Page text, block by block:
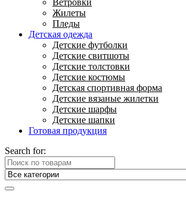
Жилеты
Пледы
Детская одежда
Детские футболки
Детские свитшоты
Детские толстовки
Детские костюмы
Детская спортивная форма
Детские вязаные жилетки
Детские шарфы
Детские шапки
Готовая продукция
Search for: